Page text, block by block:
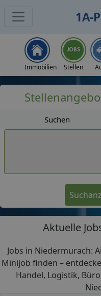
1A-
Immobilien Stellen
Suchen
Aktuelle
Jobs in Niedermurach:
Minijob finden –
Handel, Logistik,